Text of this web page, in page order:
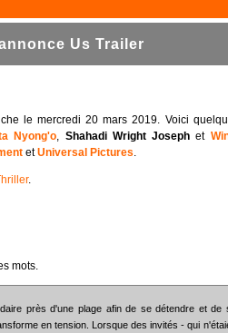
Us Trailer
le mercredi 20 mars 2019. Voici
Nyong'o, Shahadi Wright Joseph et
etUniversal Pictures.
.
mots.
près d'une plage afin de se détendre et de
en tension. Lorsque des invités - qui